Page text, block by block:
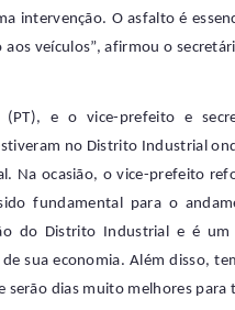
intervenção. O asfalto é
veículos”, afirmou o
e o vice-prefeito e
no Distrito Industrial
Na ocasião, o vice-prefeito
fundamental para o
do Distrito Industrial e é um
sua economia. Além disso,
dias muito melhores para